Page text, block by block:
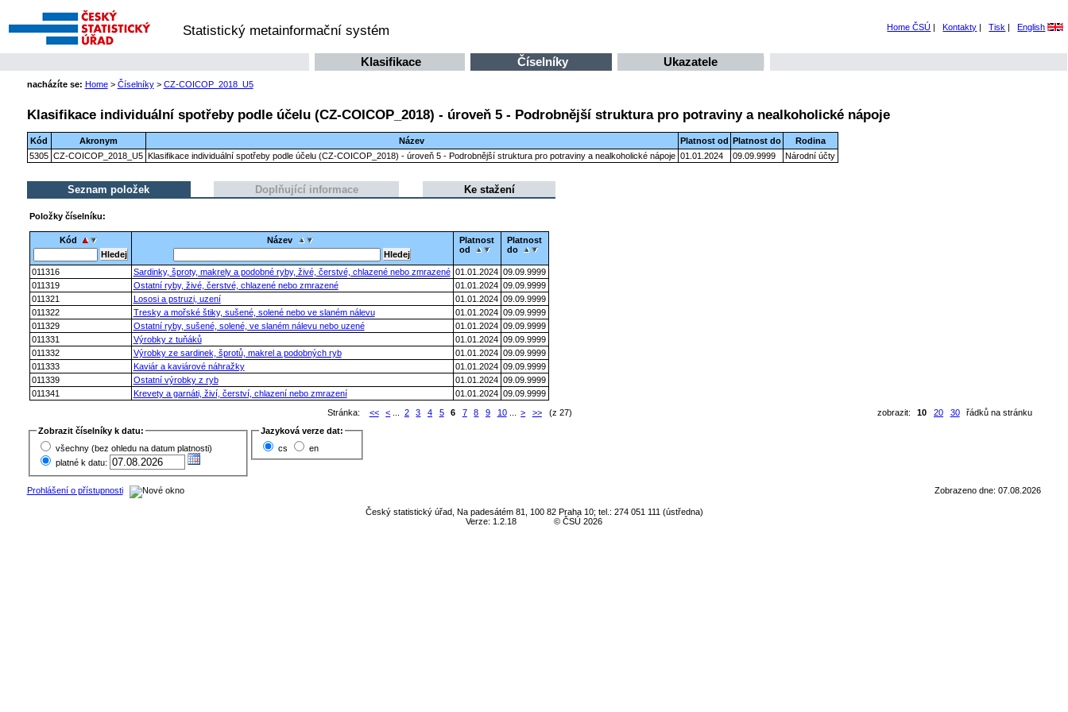
Statistický metainformační systém Home ČSÚ | Kontakty | Tisk | English
Klasifikace Číselníky Ukazatele
nacházíte se: Home> Číselníky> CZ-COICOP_2018_U5
Klasifikace individuální spotřeby podle účelu (CZ-COICOP_2018) - úroveň 5 - Podrobnější struktura pro potraviny a nealkoholické nápoje
Kód Akronym Název Platnost od Platnost do
Rodina
5305 CZ-COICOP_2018_U5 Klasifikace individuální spotřeby podle účelu (CZ-COICOP_2018) - úroveň 5 - Podrobnější struktura pro potraviny a nealkoholické nápoje 01.01.2024 09.09.9999 Národní účty
Seznam položek Doplňující informace Ke stažení
Položky číselníku:
Kód Název
Platnost
od
Platnost
do
011316 Sardinky, šproty, makrely a podobné ryby, živé, čerstvé, chlazené nebo zmrazené 01.01.2024 09.09.9999
011319
Ostatní ryby, živé, čerstvé, chlazené nebo zmrazené 01.01.2024 09.09.9999
011321
Lososi a pstruzi, uzení 01.01.2024 09.09.9999
011322
Tresky a mořské štiky, sušené, solené nebo ve slaném nálevu 01.01.2024 09.09.9999
011329
Ostatní ryby, sušené, solené, ve slaném nálevu nebo uzené 01.01.2024 09.09.9999
011331
Výrobky z tuňáků 01.01.2024 09.09.9999
011332
Výrobky ze sardinek, šprotů, makrel a podobných ryb 01.01.2024 09.09.9999
011333
Kaviár a kaviárové náhražky 01.01.2024 09.09.9999
011339
Ostatní výrobky z ryb 01.01.2024 09.09.9999
011341
Krevety a garnáti, živí, čerství, chlazení nebo zmrazení 01.01.2024 09.09.9999
zobrazit:
10 20 30 řádků na stránku
Stránka: << < 2 3 4 5 6 7 8 9 10... > >>(z 27)
Zobrazit číselníky k datu:
všechny (bez ohledu na datum platnosti)
platné k datu:
Jazyková verze dat:
cs
en
Prohlášení o přístupnosti Zobrazeno dne: 07.08.2026
Český statistický úřad, Na padesátém 81, 100 82 Praha 10; tel.: 274 051 111 (ústředna)
Verze: 1.2.18
© ČSÚ 2026